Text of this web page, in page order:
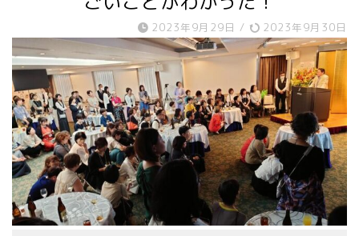
2023年9月29日 / 2023年9月30日